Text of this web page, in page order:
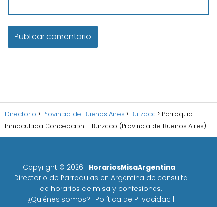
Directorio Provincia de Buenos Aires Burzaco
Parroquia
Inmaculada Concepcion - Burzaco (Provincia de Buenos Aires)
Copyright © 2026 HorariosMisaArgentina
Directorio de Parroquias en Argentina de consulta
de horarios de misa y confesiones.
¿Quiénes somos?
Política de Privacidad